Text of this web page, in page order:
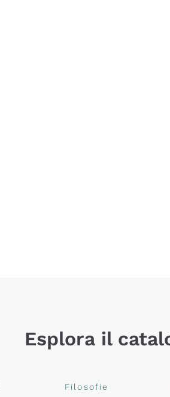
Esplora il
Filosofie